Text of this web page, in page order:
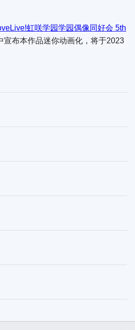
虹咲学园学园偶像同好会 5th
宣布本作品迷你动画化，将于2023